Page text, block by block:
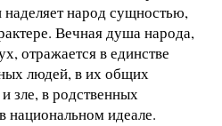
наделяет народ сущностью,
Вечная душа народа,
отражается в единстве
людей, в их общих
зле, в родственных
национальном идеале.